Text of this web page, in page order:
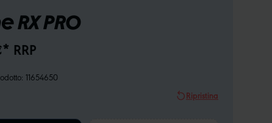
RX PRO
RRP
11654650
Ripristina